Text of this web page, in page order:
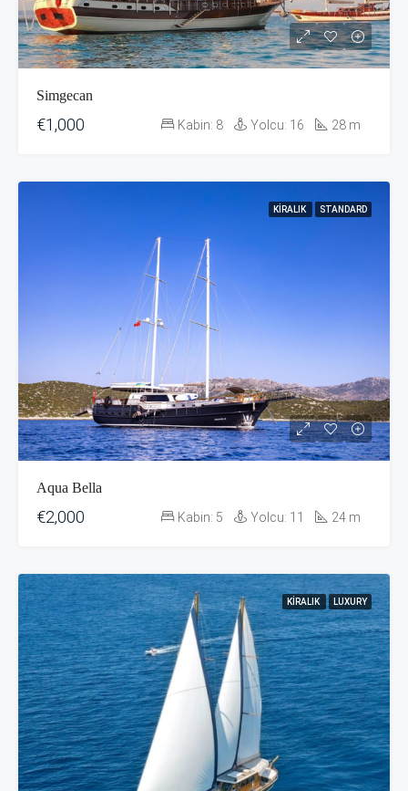
Simgecan
€1,000 Kabin: 8 Yolcu: 16 28 m
KIRALIK STANDARD
Aqua Bella
€2,000 Kabin: 5 Yolcu: 11 24 m
KIRALIK LUXURY